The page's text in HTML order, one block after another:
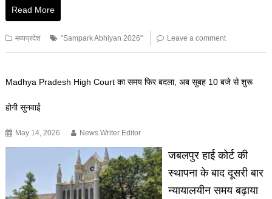
Read More
मध्यप्रदेश "Sampark Abhiyan 2026" Leave a comment
Madhya Pradesh High Court का समय फिर बदला, अब सुबह 10 बजे से शुरू
होगी सुनवाई
May 14, 2026 News Writer Editor
जबलपुर हाई कोर्ट की
स्थापना के बाद दूसरी बार
न्यायालयीन समय बढ़ाया